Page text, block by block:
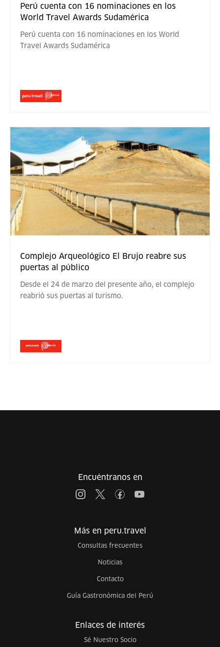
Perú cuenta con 16 nominaciones en los
World Travel Awards Sudamérica
Perú cuenta con 16 nominaciones en los World
Travel Awards Sudamérica
Complejo Arqueológico El Brujo reabre sus
puertas al público
Desde el 24 de marzo del presente año, el complejo
reabrió sus puertas al turismo.
Encuéntranos en
Más en peru.travel
Consultas frecuentes
Noticias
Contacto
Guía Gastronómica del Perú
Enlaces de interés
Sé Nuestro Socio